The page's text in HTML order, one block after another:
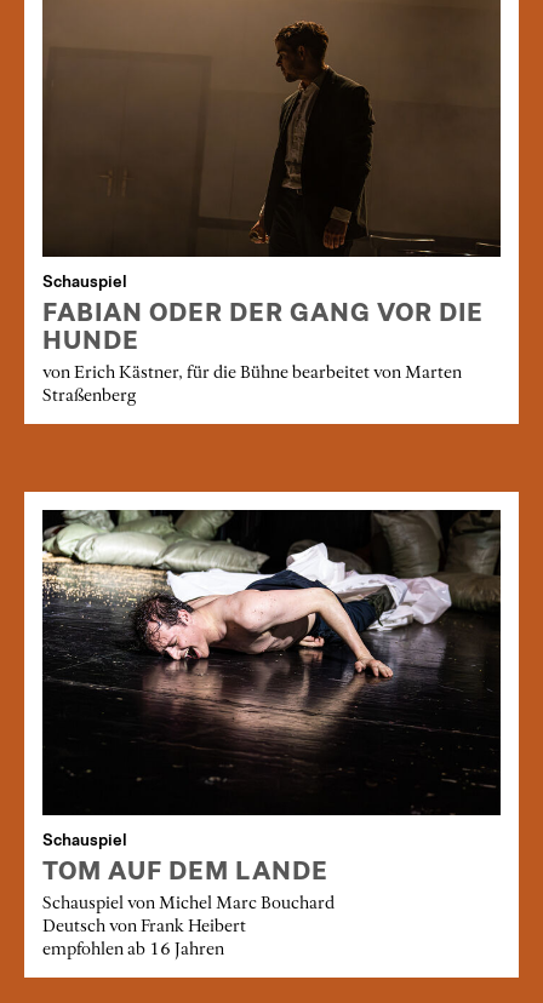
Schauspiel
FABIAN ODER DER GANG VOR DIE
HUNDE
von Erich Kästner, für die Bühne bearbeitet von Marten
Straßenberg
Schauspiel
TOM AUF DEM LANDE
Schauspiel von Michel Marc Bouchard
Deutsch von Frank Heibert
empfohlen ab 16 Jahren